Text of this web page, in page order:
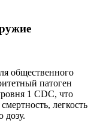
общественного
патоген
1 CDC, что
легкость